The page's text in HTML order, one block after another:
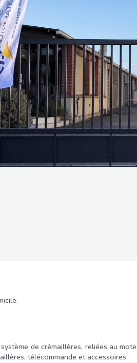
de crémaillères, reliées au
télécommande et accessoires.